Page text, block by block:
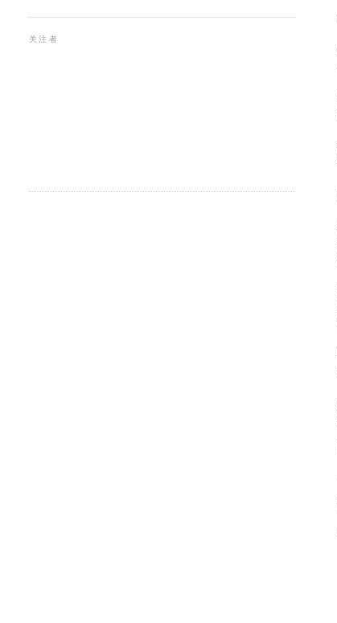
关注者